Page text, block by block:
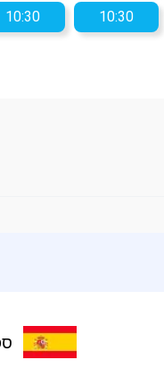
10:30
10:30